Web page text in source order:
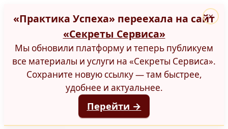
«Практика Успеха» переехала на сайт
«Секреты Сервиса»
Мы обновили платформу и теперь публикуем
все материалы и услуги на «Секреты Сервиса».
Сохраните новую ссылку — там быстрее,
удобнее и актуальнее.
Перейти →
×